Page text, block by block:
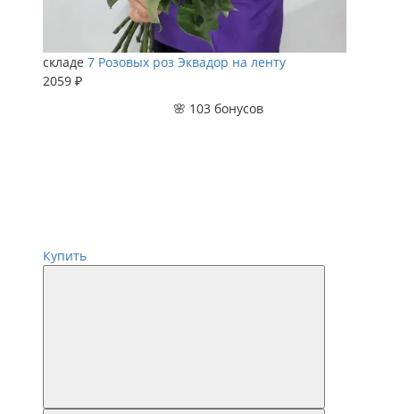
складе 7 Розовых роз Эквадор на ленту
2059 ₽
🌸 103 бонусов
Купить